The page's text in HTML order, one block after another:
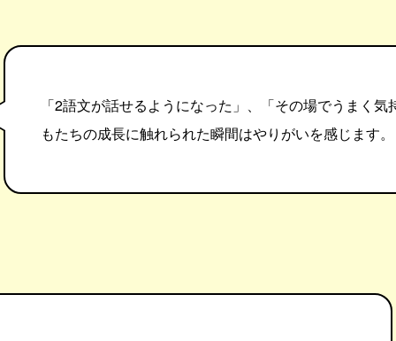
「2語文が話せるようになった」、「その場でうまく
もたちの成長に触れられた瞬間はやりがいを感じます。